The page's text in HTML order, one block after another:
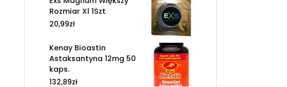
Rozmiar Xl 1Szt
20,99zł
Kenay Bioastin
Astaksantyna 12mg 50
kaps.
132,89zł